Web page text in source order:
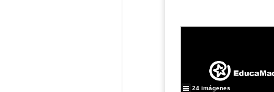
24 imágenes